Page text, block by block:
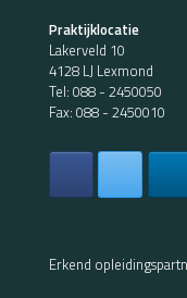
Praktijklocatie
Lakerveld 10
4128 LJ Lexmond
Tel: 088 - 2450050
Fax: 088 - 2450010
Erkend